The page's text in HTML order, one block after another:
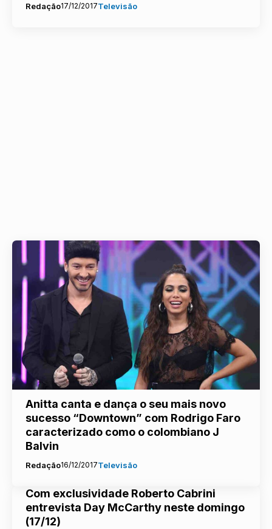
Redação17/12/2017Televisão
Anitta canta e dança o seu mais novo
sucesso “Downtown” com Rodrigo Faro
caracterizado como o colombiano J
Balvin
Redação16/12/2017Televisão
Com exclusividade Roberto Cabrini
entrevista Day McCarthy neste domingo
(17/12)